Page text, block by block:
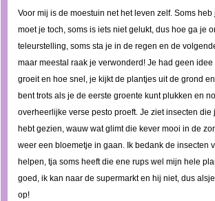
Voor mij is de moestuin net het leven zelf. Soms
moet je toch, soms is iets niet gelukt, dus hoe ga je
teleurstelling, soms sta je in de regen en de
maar meestal raak je verwonderd! Je had geen
groeit en hoe snel, je kijkt de plantjes uit de grond
bent trots als je de eerste groente kunt plukken en
overheerlijke verse pesto proeft. Je ziet insecten
hebt gezien, wauw wat glimt die kever mooi in de
weer een bloemetje in gaan. Ik bedank de insecten
helpen, tja soms heeft die ene rups wel mijn hele
goed, ik kan naar de supermarkt en hij niet, dus
op!